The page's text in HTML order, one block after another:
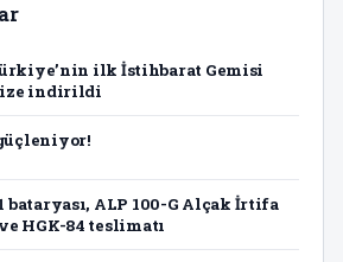
ilk İstihbarat Gemisi
indirildi
bataryası, ALP 100-G Alçak İrtifa
HGK-84 teslimatı